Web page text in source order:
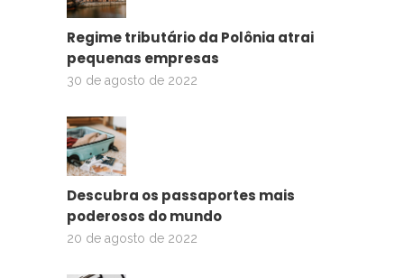
Regime tributário da Polônia atrai
pequenas empresas
30 de agosto de 2022
Descubra os passaportes mais
poderosos do mundo
20 de agosto de 2022